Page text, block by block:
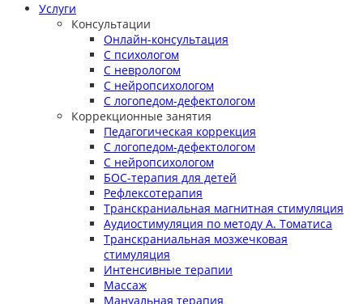
Услуги
Консультации
Онлайн-консультация
С психологом
С неврологом
С нейропсихологом
С логопедом-дефектологом
Коррекционные занятия
Педагогическая коррекция
С логопедом-дефектологом
С нейропсихологом
БОС-терапия для детей
Рефлексотерапия
Транскраниальная магнитная стимуляция
Аудиостимуляция по методу А. Томатиса
Транскраниальная мозжечковая
стимуляция
Интенсивные терапии
Массаж
Мануальная терапия